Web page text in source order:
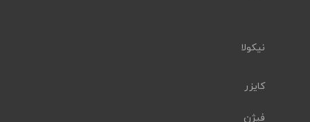
نیکولا
کایزر
فیژن